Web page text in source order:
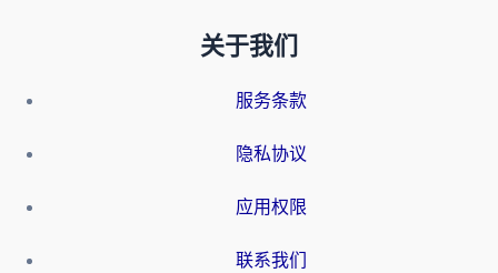
关于我们
服务条款
隐私协议
应用权限
联系我们